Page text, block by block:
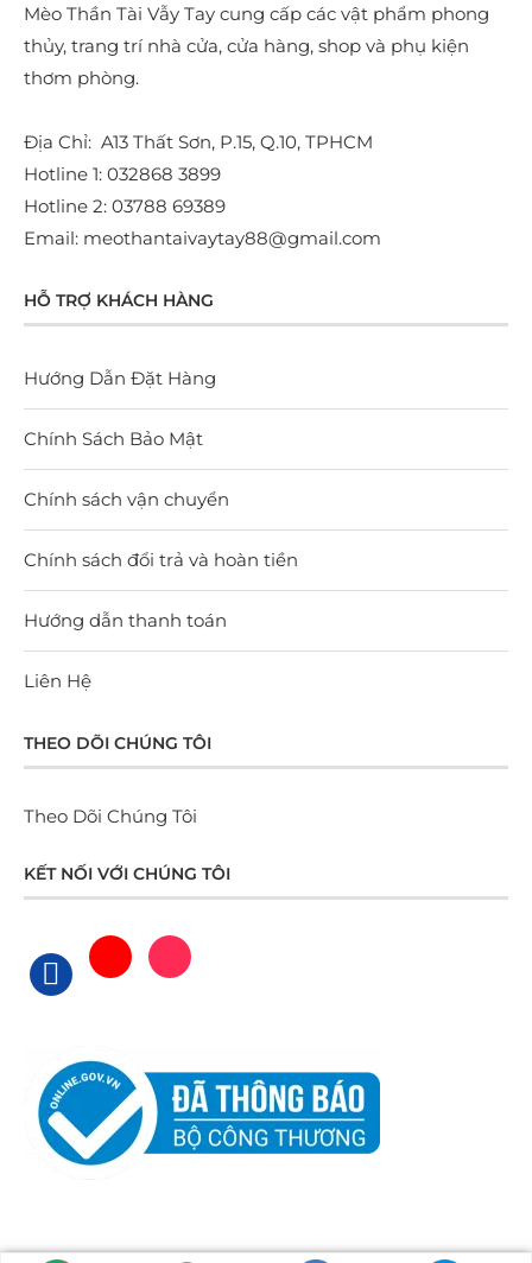
Mèo Thần Tài Vẫy Tay cung cấp các vật phẩm phong
thủy, trang trí nhà cửa, cửa hàng, shop và phụ kiện
thơm phòng.
Địa Chỉ: A13 Thất Sơn, P.15, Q.10, TPHCM
Hotline 1: 032868 3899
Hotline 2: 03788 69389
Email: meothantaivaytay88@gmail.com
HỖ TRỢ KHÁCH HÀNG
Hướng Dẫn Đặt Hàng
Chính Sách Bảo Mật
Chính sách vận chuyển
Chính sách đổi trả và hoàn tiền
Hướng dẫn thanh toán
Liên Hệ
THEO DÕI CHÚNG TÔI
Theo Dõi Chúng Tôi
KẾT NỐI VỚI CHÚNG TÔI